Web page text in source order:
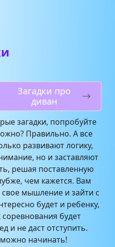
Загадки про
диван
загадки, попробуйте
Правильно. А все
развивают логику,
но и заставляют
решая поставленную
чем кажется. Вам
мышление и зайти с
будет и ребенку,
соревнования будет
и не даст отступить.
можно начинать!